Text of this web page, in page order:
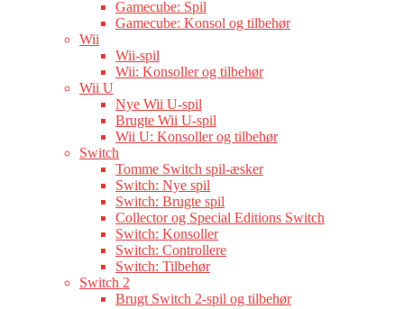
Gamecube: Spil
Gamecube: Konsol og tilbehør
Wii
Wii-spil
Wii: Konsoller og tilbehør
Wii U
Nye Wii U-spil
Brugte Wii U-spil
Wii U: Konsoller og tilbehør
Switch
Tomme Switch spil-æsker
Switch: Nye spil
Switch: Brugte spil
Collector og Special Editions Switch
Switch: Konsoller
Switch: Controllere
Switch: Tilbehør
Switch 2
Brugt Switch 2-spil og tilbehør